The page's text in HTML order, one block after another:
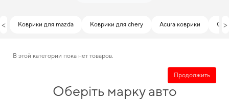
< Коврики для mazda Коврики для chery Acura коврики >
В этой категории пока нет товаров.
Продолжить